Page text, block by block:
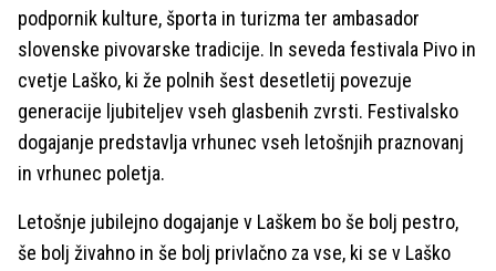
podpornik kulture, športa in turizma ter ambasador
slovenske pivovarske tradicije. In seveda festivala Pivo in
cvetje Laško, ki že polnih šest desetletij povezuje
generacije ljubiteljev vseh glasbenih zvrsti. Festivalsko
dogajanje predstavlja vrhunec vseh letošnjih praznovanj
in vrhunec poletja.
Letošnje jubilejno dogajanje v Laškem bo še bolj pestro,
še bolj živahno in še bolj privlačno za vse, ki se v Laško